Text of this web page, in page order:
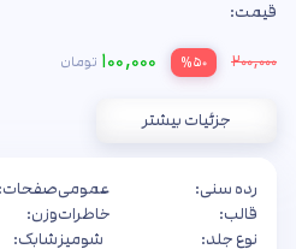
قیمت:
۲۰۰,۰۰۰ %۵۰ ۱۰۰,۰۰۰ تومان
جزئیات بیشتر
رده سنی:
عمومی
قالب:
خاطرات
نوع جلد:
شومیز
صفحات:
وزن:
شابک: